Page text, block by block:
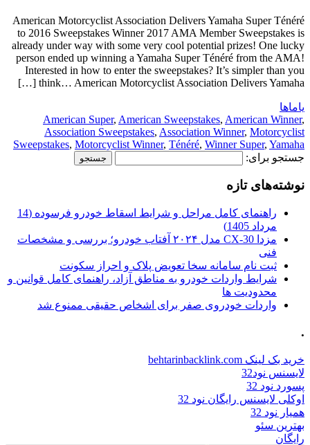
American Motorcyclist Association Delivers Yamaha Super Ténéré
to 2016 Sweepstakes Winner 2017 AMA Member Sweepstakes is
already under way with some very cool potential prizes! One lucky
person ended up winning a Yamaha Super Ténéré from the AMA!
Interested in how to enter the sweepstakes? It’s simpler than you
think… American Motorcyclist Association Delivers Yamaha […]
یاماها
American Super, American Sweepstakes, American Winner,
Association Sweepstakes, Association Winner, Motorcyclist
Sweepstakes, Motorcyclist Winner, Ténéré, Winner Super, Yamaha
جستجو برای:
نوشته‌های تازه
راهنمای کامل مراحل و شرایط اسقاط خودرو فرسوده (14
مرداد 1405)
مزدا CX-30 مدل ۲۰۲۴ آفتاب خودرو؛ بررسی و مشخصات
فنی
ثبت نام سامانه سخا تعویض پلاک و احراز سکونت
شرایط واردات خودرو به مناطق آزاد، راهنمای کامل قوانین و
محدودیت ها
واردات خودروی صفر برای اشخاص حقیقی ممنوع شد
.
خرید بک لینک behtarinbacklink.com
لایسنس نود32
پسورد نود 32
اوکلی لایسنس رایگان نود 32
همیار نود 32
بهترین سئو
رایگان